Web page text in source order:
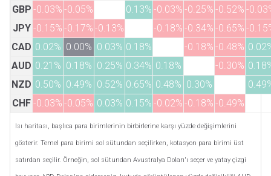
GBP -0.03% -0.05% 0.13% -0.03% -0.25% -0.52% -
JPY -0.15% -0.17% -0.13% -0.18% -0.34% -0.65% -
CAD 0.02% 0.00% 0.03% 0.18% -0.18% -0.48%
AUD 0.21% 0.18% 0.25% 0.34% 0.18% -0.30%
NZD 0.50% 0.49% 0.52% 0.65% 0.48% 0.30%
CHF -0.03% -0.05% 0.03% 0.15% -0.02% -0.18% -0.49%
Isı haritası, başlıca para birimlerinin birbirlerine karşı yüzde değişimlerini
gösterir. Temel para birimi sol sütundan seçilirken, kotasyon para birimi üst
satırdan seçilir. Örneğin, sol sütundan Avustralya Doları'ı seçer ve yatay çizgi